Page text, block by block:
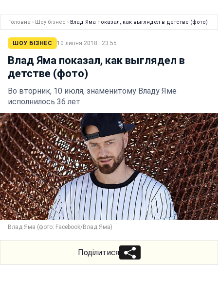
Головна › Шоу бізнес › Влад Яма показал, как выглядел в детстве (фото)
ШОУ БІЗНЕС 10 липня 2018 · 23:55
Влад Яма показал, как выглядел в
детстве (фото)
Во вторник, 10 июля, знаменитому Владу Яме
исполнилось 36 лет
Влад Яма (фото: Facebook/Влад Яма)
Поділитися